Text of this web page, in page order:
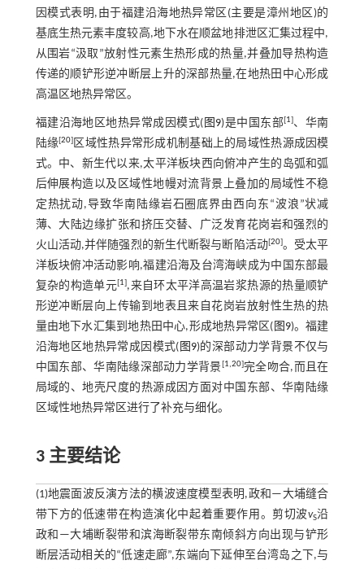
因模式表明,由于福建沿海地热异常区(主要是漳州地区)的
基底生热元素丰度较高,地下水在顺盆地排泄区汇集过程中,
从围岩“汲取”放射性元素生热形成的热量,并叠加导热构造
传递的顺铲形逆冲断层上升的深部热量,在地热田中心形成
高温区地热异常区。
福建沿海地区地热异常成因模式( 图9)是中国东部[1]、华南
陆缘[20] 区域性热异常形成机制基础上的局域性热源成因模
式。中、新生代以来,太平洋板块西向俯冲产生的岛弧和弧
后伸展构造以及区域性地幔对流背景上叠加的局域性不稳
定热扰动,导致华南陆缘岩石圈底界由西向东“波浪”状减
薄、大陆边缘扩张和挤压交替、广泛发育花岗岩和强烈的
火山活动,并伴随强烈的新生代断裂与断陷活动[20]。受太平
洋板块俯冲活动影响,福建沿海及台湾海峡成为中国东部最
复杂的构造单元[1],来自环太平洋高温岩浆热源的热量顺铲
形逆冲断层向上传输到地表且来自花岗岩放射性生热的热
量由地下水汇集到地热田中心,形成地热异常区( 图9)。福建
沿海地区地热异常成因模式( 图9)的深部动力学背景不仅与
中国东部、华南陆缘深部动力学背景[1,20]完全吻合,而且在
局域的、地壳尺度的热源成因方面对中国东部、华南陆缘
区域性地热异常区进行了补充与细化。
3 主要结论
(1)地震面波反演方法的横波速度模型表明,政和—大埔缝合
带下方的低速带在构造演化中起着重要作用。剪切波vS沿
政和—大埔断裂带和滨海断裂带东南倾斜方向出现与铲形
断层活动相关的“低速走廊”,东端向下延伸至台湾岛之下,与